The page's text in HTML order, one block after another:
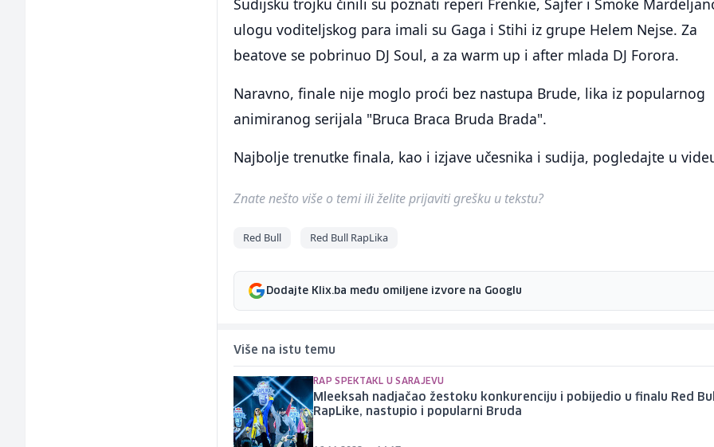
Sudijsku trojku činili su poznati reperi Frenkie, Sajfer i Smoke
ulogu voditeljskog para imali su Gaga i Stihi iz grupe Helem Nejse. Za
beatove se pobrinuo DJ Soul, a za warm up i after mlada DJ Forora.
Naravno, finale nije moglo proći bez nastupa Brude, lika iz popularnog
animiranog serijala "Bruca Braca Bruda Brada".
Najbolje trenutke finala, kao i izjave učesnika i sudija, pogledajte u
Znate nešto više o temi ili želite prijaviti grešku u tekstu?
Red Bull Red Bull RapLika
Dodajte Klix.ba među omiljene izvore na Googlu
Više na istu temu
RAP SPEKTAKL U SARAJEVU
Mleeksah nadjačao žestoku konkurenciju i pobijedio u finalu Red
RapLike, nastupio i popularni Bruda